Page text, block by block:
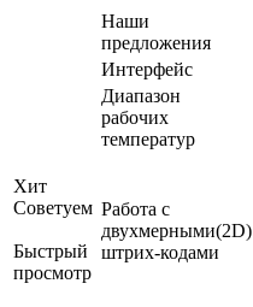
Хит
Советуем
Быстрый
просмотр
Наши
предложения
Интерфейс
Диапазон
рабочих
температур
Работа с
двухмерными(2D)
штрих-кодами